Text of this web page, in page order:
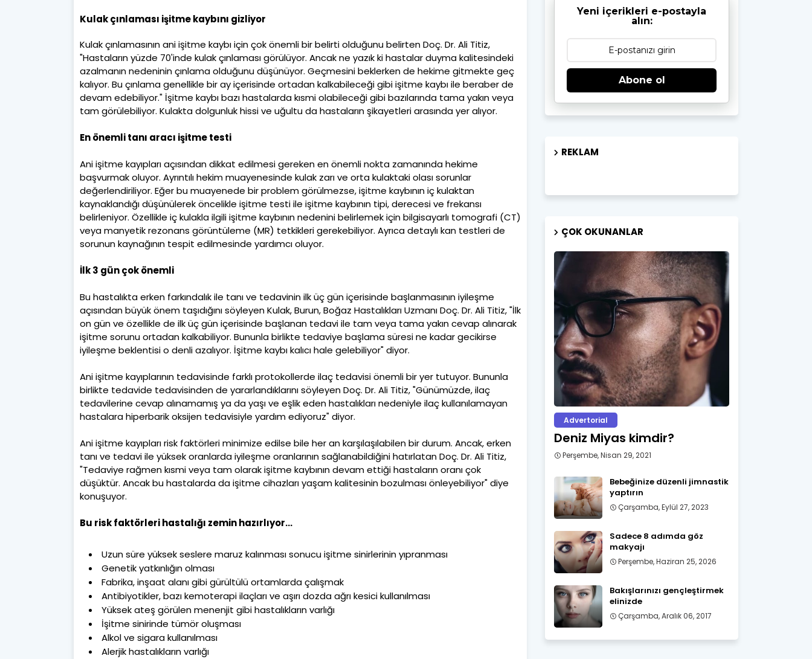
Kulak çınlaması işitme kaybını gizliyor
Kulak çınlamasının ani işitme kaybı için çok önemli bir belirti olduğunu belirten Doç. Dr. Ali Titiz,
"Hastaların yüzde 70'inde kulak çınlaması görülüyor. Ancak ne yazık ki hastalar duyma kalitesindeki
azalmanın nedeninin çınlama olduğunu düşünüyor. Geçmesini beklerken de hekime gitmekte geç
kalıyor. Bu çınlama genellikle bir ay içerisinde ortadan kalkabileceği gibi işitme kaybı ile beraber de
devam edebiliyor." İşitme kaybı bazı hastalarda kısmi olabileceği gibi bazılarında tama yakın veya
tam görülebiliyor. Kulakta dolgunluk hissi ve uğultu da hastaların şikayetleri arasında yer alıyor.
En önemli tanı aracı işitme testi
Ani işitme kayıpları açısından dikkat edilmesi gereken en önemli nokta zamanında hekime
başvurmak oluyor. Ayrıntılı hekim muayenesinde kulak zarı ve orta kulaktaki olası sorunlar
değerlendiriliyor. Eğer bu muayenede bir problem görülmezse, işitme kaybının iç kulaktan
kaynaklandığı düşünülerek öncelikle işitme testi ile işitme kaybının tipi, derecesi ve frekansı
belirleniyor. Özellikle iç kulakla ilgili işitme kaybının nedenini belirlemek için bilgisayarlı tomografi (CT)
veya manyetik rezonans görüntüleme (MR) tetkikleri gerekebiliyor. Ayrıca detaylı kan testleri de
sorunun kaynağının tespit edilmesinde yardımcı oluyor.
İlk 3 gün çok önemli
Bu hastalıkta erken farkındalık ile tanı ve tedavinin ilk üç gün içerisinde başlanmasının iyileşme
açısından büyük önem taşıdığını söyleyen Kulak, Burun, Boğaz Hastalıkları Uzmanı Doç. Dr. Ali Titiz, "İlk
on gün ve özellikle de ilk üç gün içerisinde başlanan tedavi ile tam veya tama yakın cevap alınarak
işitme sorunu ortadan kalkabiliyor. Bununla birlikte tedaviye başlama süresi ne kadar gecikirse
iyileşme beklentisi o denli azalıyor. İşitme kaybı kalıcı hale gelebiliyor" diyor.
Ani işitme kayıplarının tedavisinde farklı protokollerde ilaç tedavisi önemli bir yer tutuyor. Bununla
birlikte tedavide tedavisinden de yararlandıklarını söyleyen Doç. Dr. Ali Titiz, "Günümüzde, ilaç
tedavilerine cevap alınamamış ya da yaşı ve eşlik eden hastalıkları nedeniyle ilaç kullanılamayan
hastalara hiperbarik oksijen tedavisiyle yardım ediyoruz" diyor.
Ani işitme kayıpları risk faktörleri minimize edilse bile her an karşılaşılabilen bir durum. Ancak, erken
tanı ve tedavi ile yüksek oranlarda iyileşme oranlarının sağlanabildiğini hatırlatan Doç. Dr. Ali Titiz,
"Tedaviye rağmen kısmi veya tam olarak işitme kaybının devam ettiği hastaların oranı çok
düşüktür. Ancak bu hastalarda da işitme cihazları yaşam kalitesinin bozulması önleyebiliyor" diye
konuşuyor.
Bu risk faktörleri hastalığı zemin hazırlıyor...
Uzun süre yüksek seslere maruz kalınması sonucu işitme sinirlerinin yıpranması
Genetik yatkınlığın olması
Fabrika, inşaat alanı gibi gürültülü ortamlarda çalışmak
Antibiyotikler, bazı kemoterapi ilaçları ve aşırı dozda ağrı kesici kullanılması
Yüksek ateş görülen menenjit gibi hastalıkların varlığı
İşitme sinirinde tümör oluşması
Alkol ve sigara kullanılması
Alerjik hastalıkların varlığı
Yeni içerikleri e-postayla
alın:
Abone ol
REKLAM
ÇOK OKUNANLAR
Advertorial
Deniz Miyas kimdir?
Perşembe, Nisan 29, 2021
Bebeğinize düzenli jimnastik
yaptırın
Çarşamba, Eylül 27, 2023
Sadece 8 adımda göz
makyajı
Perşembe, Haziran 25, 2026
Bakışlarınızı gençleştirmek
elinizde
Çarşamba, Aralık 06, 2017